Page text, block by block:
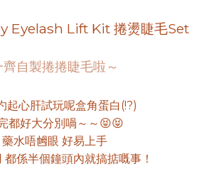
Eyelash Lift Kit 捲燙睫毛Set
齊自製捲捲睫毛啦～
起心肝試玩呢盒角蛋白(!?)
都好大分別喎～～😝😝
藥水唔乸眼 好易上手
都係半個鐘頭內就搞掂嘅事！